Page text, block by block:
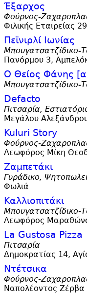
Έξαρχος
Φούρνος-
Φιλικής Εταιρείας
Πεϊνιρλί Ιωνίας
Μπουγατσατζίδικο-
Πανόρμου 3,
Ο Θείος Φάνης
Μπουγατσατζίδικο-
Defacto
Πιτσαρία,
Μεγάλου
Kuluri Story
Φούρνος-
Λεωφόρος Μίκη
Ζαμπετάκι
Γυράδικο,
Φωλιά
Καλλιοπιτάκι
Μπουγατσατζίδικο-
Λεωφόρος
La Gustosa Pizza
Πιτσαρία
Δημοκρατίας 14,
Ντέτσικα
Φούρνος-
Ναπολέοντος Ζέρβα